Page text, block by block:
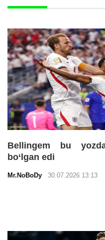
Bellingem bu
bo‘lgan edi
Mr.NoBoDy 30.07.2026 13:13